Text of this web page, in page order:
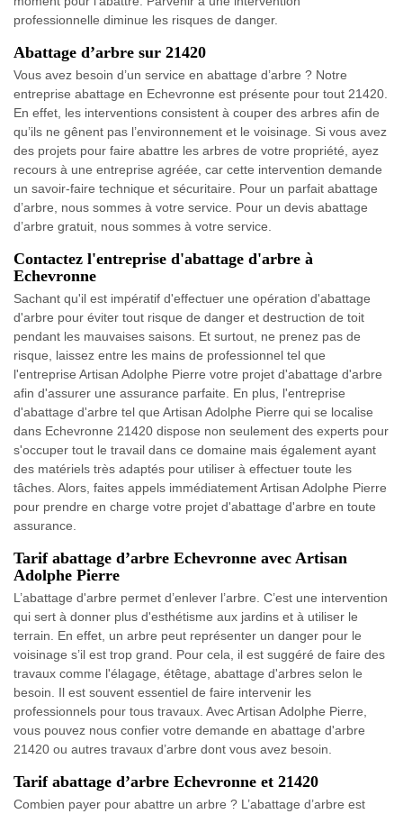
professionnelle diminue les risques de danger.
Abattage d’arbre sur 21420
Vous avez besoin d’un service en abattage d’arbre ? Notre
entreprise abattage en Echevronne est présente pour tout 21420.
En effet, les interventions consistent à couper des arbres afin de
qu’ils ne gênent pas l’environnement et le voisinage. Si vous avez
des projets pour faire abattre les arbres de votre propriété, ayez
recours à une entreprise agréée, car cette intervention demande
un savoir-faire technique et sécuritaire. Pour un parfait abattage
d’arbre, nous sommes à votre service. Pour un devis abattage
d’arbre gratuit, nous sommes à votre service.
Contactez l'entreprise d'abattage d'arbre à
Echevronne
Sachant qu'il est impératif d'effectuer une opération d'abattage
d'arbre pour éviter tout risque de danger et destruction de toit
pendant les mauvaises saisons. Et surtout, ne prenez pas de
risque, laissez entre les mains de professionnel tel que
l'entreprise Artisan Adolphe Pierre votre projet d'abattage d'arbre
afin d'assurer une assurance parfaite. En plus, l'entreprise
d'abattage d'arbre tel que Artisan Adolphe Pierre qui se localise
dans Echevronne 21420 dispose non seulement des experts pour
s'occuper tout le travail dans ce domaine mais également ayant
des matériels très adaptés pour utiliser à effectuer toute les
tâches. Alors, faites appels immédiatement Artisan Adolphe Pierre
pour prendre en charge votre projet d'abattage d'arbre en toute
assurance.
Tarif abattage d’arbre Echevronne avec Artisan
Adolphe Pierre
L’abattage d'arbre permet d’enlever l’arbre. C’est une intervention
qui sert à donner plus d'esthétisme aux jardins et à utiliser le
terrain. En effet, un arbre peut représenter un danger pour le
voisinage s’il est trop grand. Pour cela, il est suggéré de faire des
travaux comme l'élagage, étêtage, abattage d'arbres selon le
besoin. Il est souvent essentiel de faire intervenir les
professionnels pour tous travaux. Avec Artisan Adolphe Pierre,
vous pouvez nous confier votre demande en abattage d'arbre
21420 ou autres travaux d’arbre dont vous avez besoin.
Tarif abattage d’arbre Echevronne et 21420
Combien payer pour abattre un arbre ? L’abattage d’arbre est